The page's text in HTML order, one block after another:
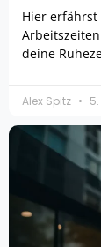
Hier
deine
Alex Spitz